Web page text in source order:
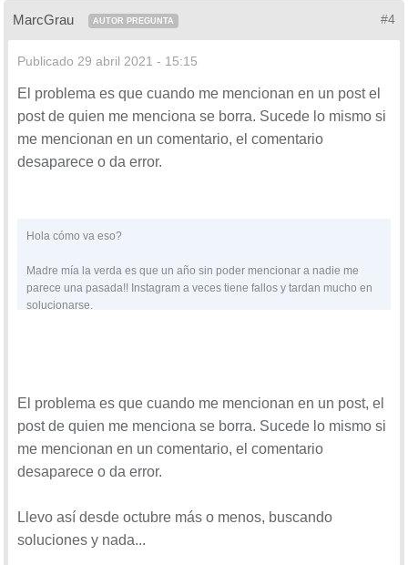
MarcGrau AUTOR PREGUNTA #4
Publicado 29 abril 2021 - 15:15
El problema es que cuando me mencionan en un post el
post de quien me menciona se borra. Sucede lo mismo si
me mencionan en un comentario, el comentario
desaparece o da error.
Hola cómo va eso?
Madre mía la verda es que un año sin poder mencionar a nadie me
parece una pasada!! Instagram a veces tiene fallos y tardan mucho en
solucionarse.
El problema es que cuando me mencionan en un post, el
post de quien me menciona se borra. Sucede lo mismo si
me mencionan en un comentario, el comentario
desaparece o da error.
Llevo así desde octubre más o menos, buscando
soluciones y nada...